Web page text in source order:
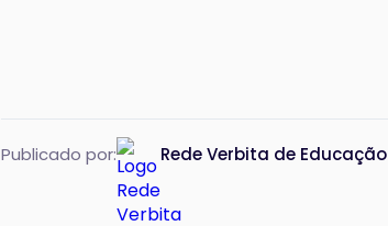
Publicado por: Rede Verbita de Educação